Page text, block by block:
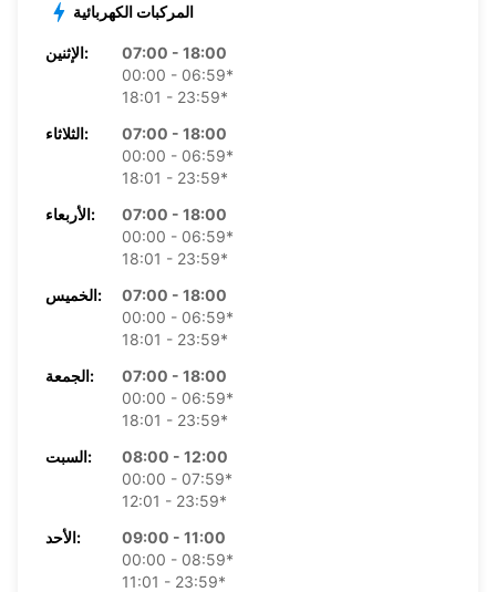
المركبات الكهربائية
الإثنين:
07:00 - 18:00
00:00 - 06:59*
18:01 - 23:59*
الثلاثاء:
07:00 - 18:00
00:00 - 06:59*
18:01 - 23:59*
الأربعاء:
07:00 - 18:00
00:00 - 06:59*
18:01 - 23:59*
الخميس:
07:00 - 18:00
00:00 - 06:59*
18:01 - 23:59*
الجمعة:
07:00 - 18:00
00:00 - 06:59*
18:01 - 23:59*
السبت:
08:00 - 12:00
00:00 - 07:59*
12:01 - 23:59*
الأحد:
09:00 - 11:00
00:00 - 08:59*
11:01 - 23:59*